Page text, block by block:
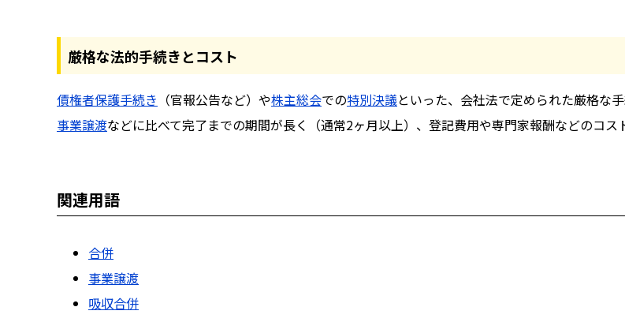
厳格な法的手続きとコスト
債権者保護手続き （官報公告など）や株主総会での特別決議といった、会社法で定められた厳格な手
事業譲渡などに比べて完了までの期間が長く（通常2ヶ月以上）、登記費用や専門家報酬などのコス
関連用語
合併
事業譲渡
吸収合併